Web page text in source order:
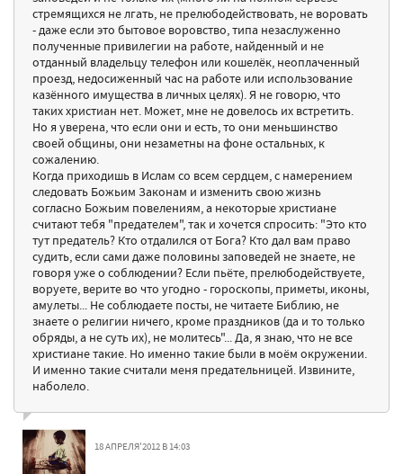
стремящихся не лгать, не прелюбодействовать, не воровать
- даже если это бытовое воровство, типа незаслуженно
полученные привилегии на работе, найденный и не
отданный владельцу телефон или кошелёк, неоплаченный
проезд, недосиженный час на работе или использование
казённого имущества в личных целях). Я не говорю, что
таких христиан нет. Может, мне не довелось их встретить.
Но я уверена, что если они и есть, то они меньшинство
своей общины, они незаметны на фоне остальных, к
сожалению.
Когда приходишь в Ислам со всем сердцем, с намерением
следовать Божьим Законам и изменить свою жизнь
согласно Божьим повелениям, а некоторые христиане
считают тебя "предателем", так и хочется спросить: "Это кто
тут предатель? Кто отдалился от Бога? Кто дал вам право
судить, если сами даже половины заповедей не знаете, не
говоря уже о соблюдении? Если пьёте, прелюбодействуете,
воруете, верите во что угодно - гороскопы, приметы, иконы,
амулеты... Не соблюдаете посты, не читаете Библию, не
знаете о религии ничего, кроме праздников (да и то только
обряды, а не суть их), не молитесь"... Да, я знаю, что не все
христиане такие. Но именно такие были в моём окружении.
И именно такие считали меня предательницей. Извините,
наболело.
18 АПРЕЛЯ'2012 В 14:03